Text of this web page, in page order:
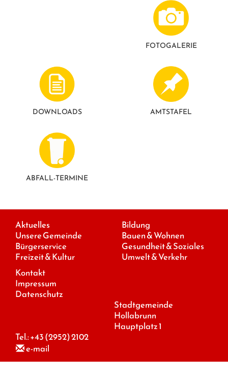
FOTO­GALERIE
DOWNLOADS AMTSTAFEL
ABFALL-TERMINE
Aktuelles
Unsere Gemeinde
Bürgerservice
Freizeit & Kultur
Bildung
Bauen & Wohnen
Gesundheit & Soziales
Umwelt & Verkehr
Kontakt
Impressum
Datenschutz
Stadtgemeinde
Hollabrunn
Hauptplatz 1
Tel.:+43 (2952) 2102
e-mail